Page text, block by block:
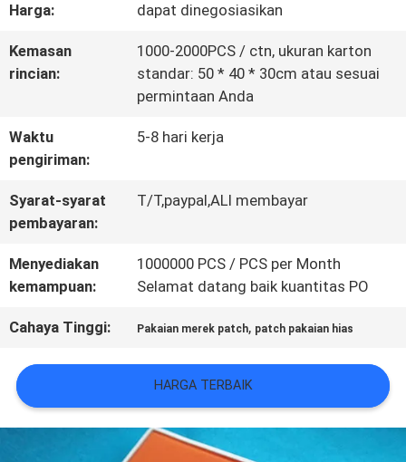
HUBUNGI
BERITA
SEMUA
KASUS
VR
SHOW
SITEMAP
Harga: dapat dinegosiasikan
Kemasan
rincian:
1000-2000PCS / ctn, ukuran karton
standar: 50 * 40 * 30cm atau sesuai
permintaan Anda
Waktu
pengiriman:
5-8 hari kerja
Syarat-syarat
pembayaran:
T/T,paypal,ALI membayar
Menyediakan
kemampuan:
1000000 PCS / PCS per Month
Selamat datang baik kuantitas PO
Cahaya Tinggi: Pakaian merek patch, patch pakaian hias
HARGA TERBAIK